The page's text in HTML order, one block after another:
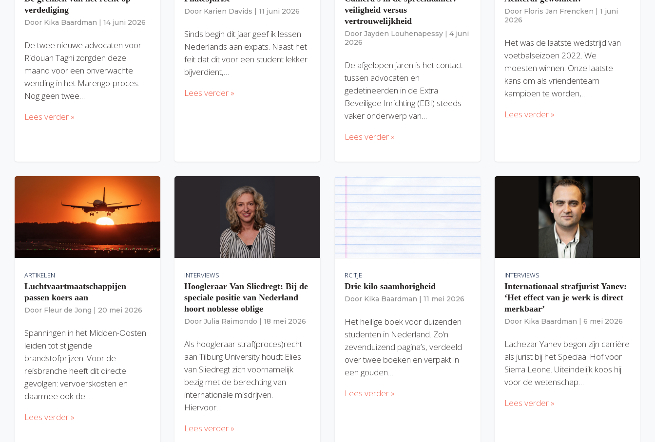
verdediging
Door Kika Baardman | 14 juni 2026
De twee nieuwe advocaten voor
Ridouan Taghi zorgden deze
maand voor een onverwachte
wending in het Marengo-proces.
Nog geen twee…
Lees verder »
Door Karien Davids | 11 juni 2026
Sinds begin dit jaar geef ik lessen
Nederlands aan expats. Naast het
feit dat dit voor een student lekker
bijverdient,…
Lees verder »
veiligheid versus
vertrouwelijkheid
Door Jayden Louhenapessy | 4 juni
2026
De afgelopen jaren is het contact
tussen advocaten en
gedetineerden in de Extra
Beveiligde Inrichting (EBI) steeds
vaker onderwerp van…
Lees verder »
Door Floris Jan Frencken | 1 juni
2026
Het was de laatste wedstrijd van
voetbalseizoen 2022. We
moesten winnen. Onze laatste
kans om als vriendenteam
kampioen te worden,…
Lees verder »
ARTIKELEN
Luchtvaartmaatschappijen
passen koers aan
Door Fleur de Jong | 20 mei 2026
Spanningen in het Midden-Oosten
leiden tot stijgende
brandstofprijzen. Voor de
reisbranche heeft dit directe
gevolgen: vervoerskosten en
daarmee ook de…
Lees verder »
INTERVIEWS
Hoogleraar Van Sliedregt: Bij de
speciale positie van Nederland
hoort noblesse oblige
Door Julia Raimondo | 18 mei 2026
Als hoogleraar straf(proces)recht
aan Tilburg University houdt Elies
van Sliedregt zich voornamelijk
bezig met de berechting van
internationale misdrijven.
Hiervoor…
Lees verder »
RC'TJE
Drie kilo saamhorigheid
Door Kika Baardman | 11 mei 2026
Het heilige boek voor duizenden
studenten in Nederland. Zo’n
zevenduizend pagina’s, verdeeld
over twee boeken en verpakt in
een gouden…
Lees verder »
INTERVIEWS
Internationaal strafjurist Yanev:
‘Het effect van je werk is direct
merkbaar’
Door Kika Baardman | 6 mei 2026
Lachezar Yanev begon zijn carrière
als jurist bij het Speciaal Hof voor
Sierra Leone. Uiteindelijk koos hij
voor de wetenschap…
Lees verder »